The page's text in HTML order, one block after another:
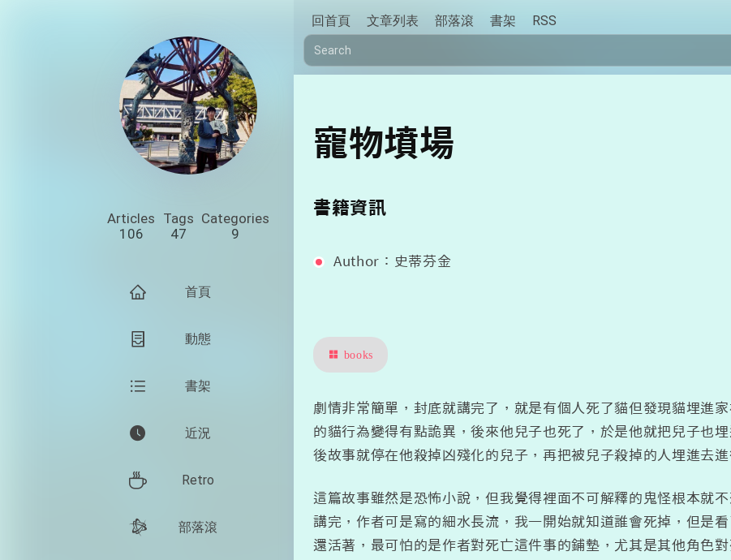
回首頁 文章列表 部落滾 書架 RSS
Articles
106
Tags
47
Categories
9
首頁
動態
書架
近況
Retro
部落滾
寵物墳場
書籍資訊
Author：史蒂芬金
books
劇情非常簡單，封底就講完了，就是有個人死了貓但發現貓埋進
的貓行為變得有點詭異，後來他兒子也死了，於是他就把兒子也
後故事就停在他殺掉凶殘化的兒子，再把被兒子殺掉的人埋進去進
這篇故事雖然是恐怖小說，但我覺得裡面不可解釋的鬼怪根本就
講完，作者可是寫的細水長流，我一開始就知道誰會死掉，但是
還活著，最可怕的是作者對死亡這件事的鋪墊，尤其是其他角色